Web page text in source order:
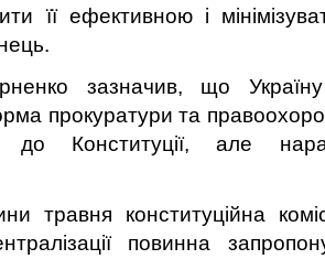
її ефективною і
зазначив, що
прокуратури та
Конституції, але
травня конституційна
повинна